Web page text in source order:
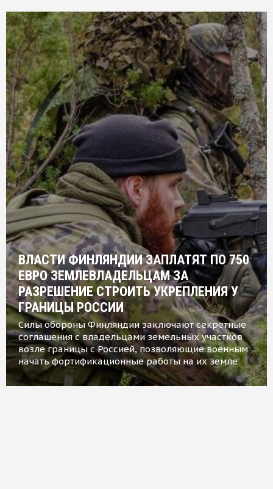
ВЛАСТИ ФИНЛЯНДИИ ЗАПЛАТЯТ ПО 750
ЕВРО ЗЕМЛЕВЛАДЕЛЬЦАМ ЗА
РАЗРЕШЕНИЕ СТРОИТЬ УКРЕПЛЕНИЯ У
ГРАНИЦЫ РОССИИ
Силы обороны Финляндии заключают секретные
соглашения с владельцами земельных участков
возле границы с Россией, позволяющие военным
начать фортификационные работы на их земле